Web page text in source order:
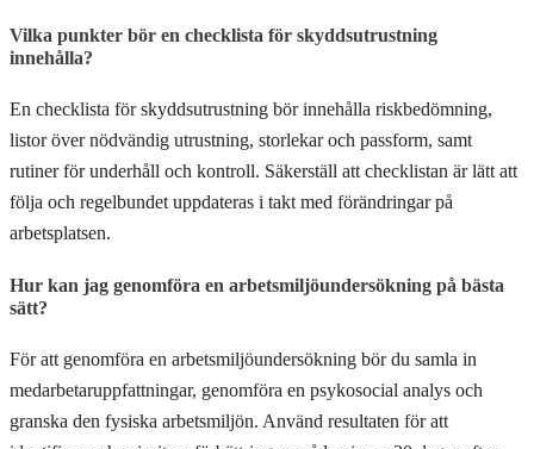
Vilka punkter bör en checklista för skyddsutrustning
innehålla?
En checklista för skyddsutrustning bör innehålla riskbedömning,
listor över nödvändig utrustning, storlekar och passform, samt
rutiner för underhåll och kontroll. Säkerställ att checklistan är lätt att
följa och regelbundet uppdateras i takt med förändringar på
arbetsplatsen.
Hur kan jag genomföra en arbetsmiljöundersökning på bästa
sätt?
För att genomföra en arbetsmiljöundersökning bör du samla in
medarbetaruppfattningar, genomföra en psykosocial analys och
granska den fysiska arbetsmiljön. Använd resultaten för att